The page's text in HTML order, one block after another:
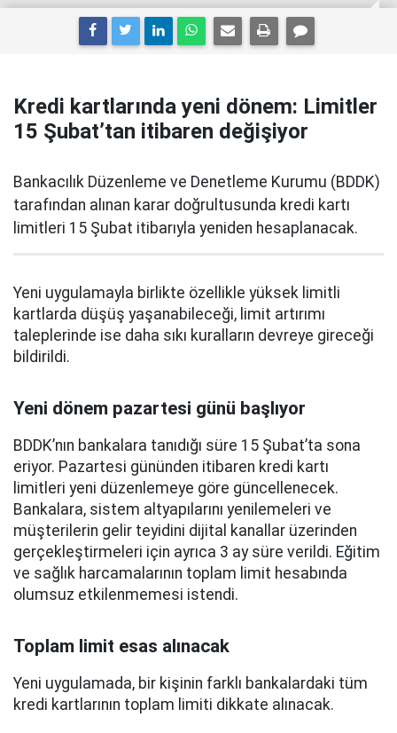
Kredi kartlarında yeni dönem: Limitler
15 Şubat’tan itibaren değişiyor
Bankacılık Düzenleme ve Denetleme Kurumu (BDDK)
tarafından alınan karar doğrultusunda kredi kartı
limitleri 15 Şubat itibarıyla yeniden hesaplanacak.
Yeni uygulamayla birlikte özellikle yüksek limitli
kartlarda düşüş yaşanabileceği, limit artırımı
taleplerinde ise daha sıkı kuralların devreye gireceği
bildirildi.
Yeni dönem pazartesi günü başlıyor
BDDK’nın bankalara tanıdığı süre 15 Şubat’ta sona
eriyor. Pazartesi gününden itibaren kredi kartı
limitleri yeni düzenlemeye göre güncellenecek.
Bankalara, sistem altyapılarını yenilemeleri ve
müşterilerin gelir teyidini dijital kanallar üzerinden
gerçekleştirmeleri için ayrıca 3 ay süre verildi. Eğitim
ve sağlık harcamalarının toplam limit hesabında
olumsuz etkilenmemesi istendi.
Toplam limit esas alınacak
Yeni uygulamada, bir kişinin farklı bankalardaki tüm
kredi kartlarının toplam limiti dikkate alınacak.